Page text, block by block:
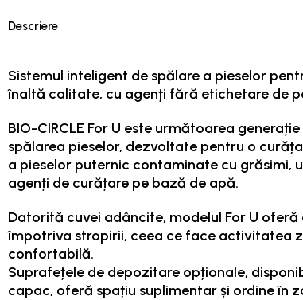
Descriere
Sistemul inteligent de spălare a pieselor
înaltă calitate, cu agenți fără etichetare de
BIO-CIRCLE For U este următoarea
spălarea pieselor, dezvoltate pentru o
a pieselor puternic contaminate cu grăsimi,
agenți de curățare pe bază de apă.
Datorită cuvei adâncite, modelul For U
împotriva stropirii, ceea ce face activitatea
confortabilă.
Suprafețele de depozitare opționale,
capac, oferă spațiu suplimentar și ordine în